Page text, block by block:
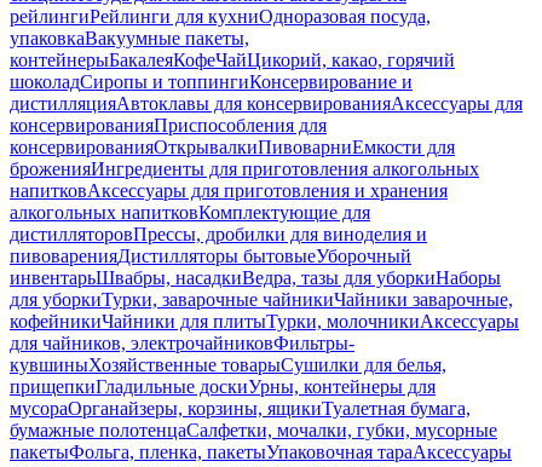
рейлингиРейлинги для кухниОдноразовая посуда,
упаковкаВакуумные пакеты,
контейнерыБакалеяКофеЧайЦикорий, какао, горячий
шоколадСиропы и топпингиКонсервирование и
дистилляцияАвтоклавы для консервированияАксессуары для
консервированияПриспособления для
консервированияОткрывалкиПивоварниЕмкости для
броженияИнгредиенты для приготовления алкогольных
напитковАксессуары для приготовления и хранения
алкогольных напитковКомплектующие для
дистилляторовПрессы, дробилки для виноделия и
пивоваренияДистилляторы бытовыеУборочный
инвентарьШвабры, насадкиВедра, тазы для уборкиНаборы
для уборкиТурки, заварочные чайникиЧайники заварочные,
кофейникиЧайники для плитыТурки, молочникиАксессуары
для чайников, электрочайниковФильтры-
кувшиныХозяйственные товарыСушилки для белья,
прищепкиГладильные доскиУрны, контейнеры для
мусораОрганайзеры, корзины, ящикиТуалетная бумага,
бумажные полотенцаСалфетки, мочалки, губки, мусорные
пакетыФольга, пленка, пакетыУпаковочная тараАксессуары